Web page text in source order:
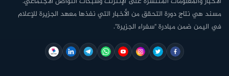
مسند هي نتاج دورة التحقق من الأخبار التي نفذها معهد الجزيرة للإعلام
في اليمن ضمن مبادرة "سفراء الجزيرة".